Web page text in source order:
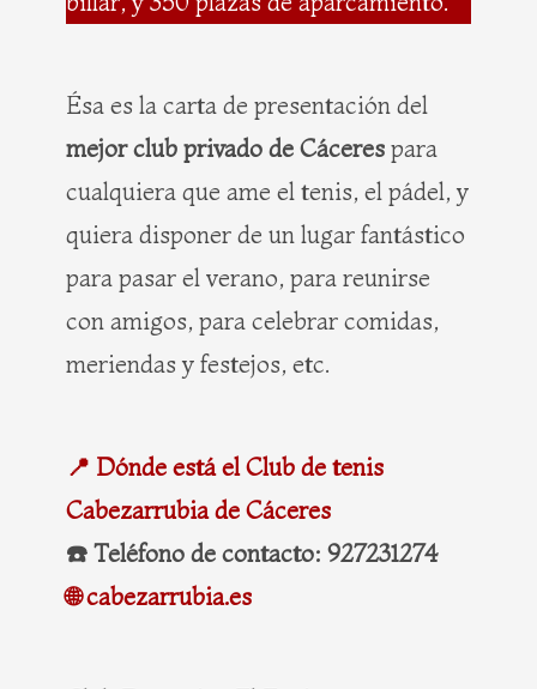
Ésa es la carta de presentación del
mejor club privado de Cáceres para
cualquiera que ame el tenis, el pádel, y
quiera disponer de un lugar fantástico
para pasar el verano, para reunirse
con amigos, para celebrar comidas,
meriendas y festejos, etc.
📍 Dónde está el Club de tenis
Cabezarrubia de Cáceres
☎️ Teléfono de contacto: 927231274
🌐 cabezarrubia.es